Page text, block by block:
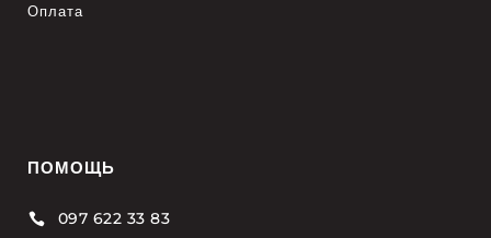
Оплата
ПОМОЩЬ
 097 622 33 83